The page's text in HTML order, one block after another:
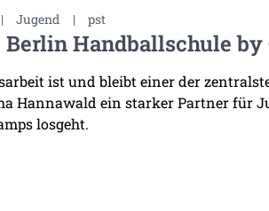
| Jugend | pst
Berlin Handballschule
ist und bleibt einer der
Hannawald ein starker Partner für
losgeht.